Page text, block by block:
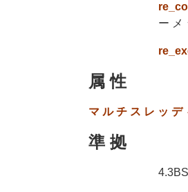
ー メ
属 性
マ ル チ ス レ ッ
準 拠